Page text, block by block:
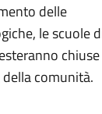
delle
le scuole
comunità.